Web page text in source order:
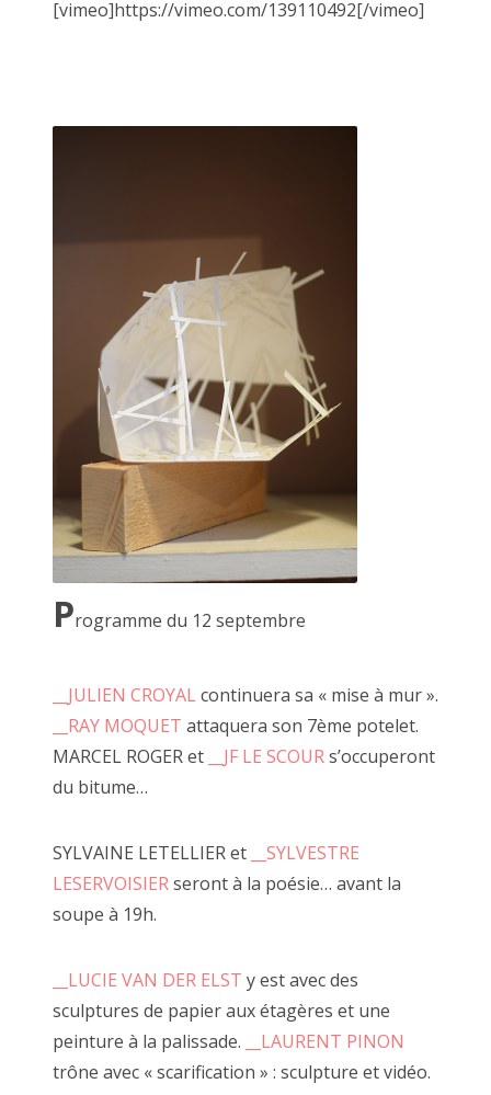
[vimeo]https://vimeo.com/139110492[/vimeo]
Programme du 12 septembre
__JULIEN CROYAL continuera sa « mise à mur ».
__RAY MOQUET attaquera son 7ème potelet.
MARCEL ROGER et
__JF LE SCOURs’occuperont
du bitume…
SYLVAINE LETELLIER et
__SYLVESTRE
LESERVOISIERseront à la poésie… avant la
soupe à 19h.
__LUCIE VAN DER ELST y est avec des
sculptures de papier aux étagères et une
peinture à la palissade.
__LAURENT PINON
trône avec « scarification » : sculpture et vidéo.
CECILE RAYMOND, 18 octobre 2014
Le OU PAS, concept inhérent aux faiseurs, consiste dans le
De sa voix, de son corps, d'une fabrication d'éléments à
une performance improvisée sans savoir si cela va "le faire
Principalement menées DEHORS! sur le parvis, la scène
le développement artistique du faiseur.
Le faiseur se moque de la connotation négative du
jugement de l'Autre.
Ici il n'est pas question de likes, de mépris ou même